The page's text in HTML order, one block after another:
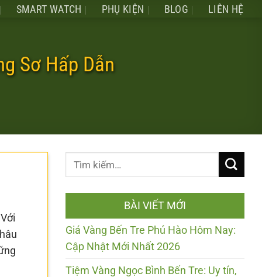
SMART WATCH PHỤ KIỆN BLOG LIÊN HỆ
Sơ Hấp Dẫn
BÀI VIẾT MỚI
Giá Vàng Bến Tre Phú Hào Hôm Nay:
Cập Nhật Mới Nhất 2026
Tiệm Vàng Ngọc Bình Bến Tre: Uy tín,